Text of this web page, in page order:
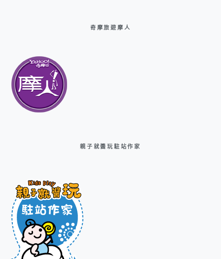
奇摩旅遊摩人
親子就醬玩駐站作家